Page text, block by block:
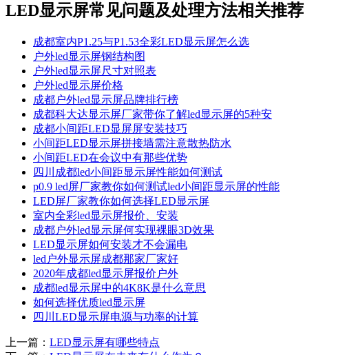
LED显示屏常见问题及处理方法相关推荐
成都室内P1.25与P1.53全彩LED显示屏怎么选
户外led显示屏钢结构图
户外led显示屏尺寸对照表
户外led显示屏价格
成都户外led显示屏品牌排行榜
成都科大达显示屏厂家带你了解led显示屏的5种安
成都小间距LED显屏屏安装技巧
小间距LED显示屏拼接墙需注意散热防水
小间距LED在会议中有那些优势
四川成都led小间距显示屏性能如何测试
p0.9 led屏厂家教你如何测试led小间距显示屏的性能
LED屏厂家教你如何选择LED显示屏
室内全彩led显示屏报价、安装
成都户外led显示屏何实现裸眼3D效果
LED显示屏如何安装才不会漏电
led户外显示屏成都那家厂家好
2020年成都led显示屏报价户外
成都led显示屏中的4K8K是什么意思
如何选择优质led显示屏
四川LED显示屏电源与功率的计算
上一篇： LED显示屏有哪些特点